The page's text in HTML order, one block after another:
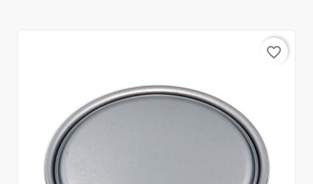
favorite_border